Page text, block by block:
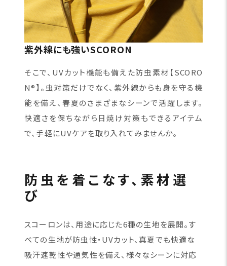
紫外線にも強いSCORON
そこで、UVカット機能も備えた防虫素材【SCORO
N®】。虫対策だけでなく、紫外線からも身を守る機
能を備え、春夏のさまざまなシーンで活躍します。
快適さを保ちながら日焼け対策もできるアイテム
で、手軽にUVケアを取り入れてみませんか。
防虫を着こなす、素材選
び
スコーロンは、用途に応じた6種の生地を展開。す
べての生地が防虫性・UVカット、真夏でも快適な
吸汗速乾性や通気性を備え、様々なシーンに対応